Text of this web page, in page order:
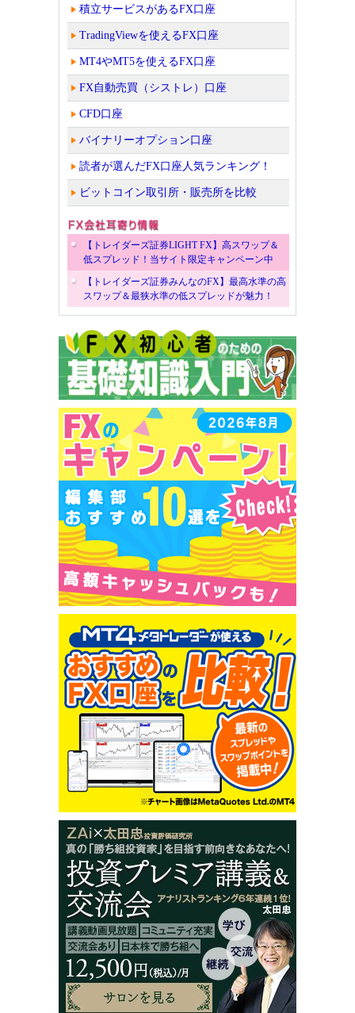
積立サービスがあるFX口座
TradingViewを使えるFX口座
MT4やMT5を使えるFX口座
FX自動売買（シストレ）口座
CFD口座
バイナリーオプション口座
読者が選んだFX口座人気ランキング！
ビットコイン取引所・販売所を比較
【トレイダーズ証券LIGHT FX】高スワップ＆
低スプレッド！当サイト限定キャンペーン中
【トレイダーズ証券みんなのFX】最高水準の高
スワップ＆最狭水準の低スプレッドが魅力！